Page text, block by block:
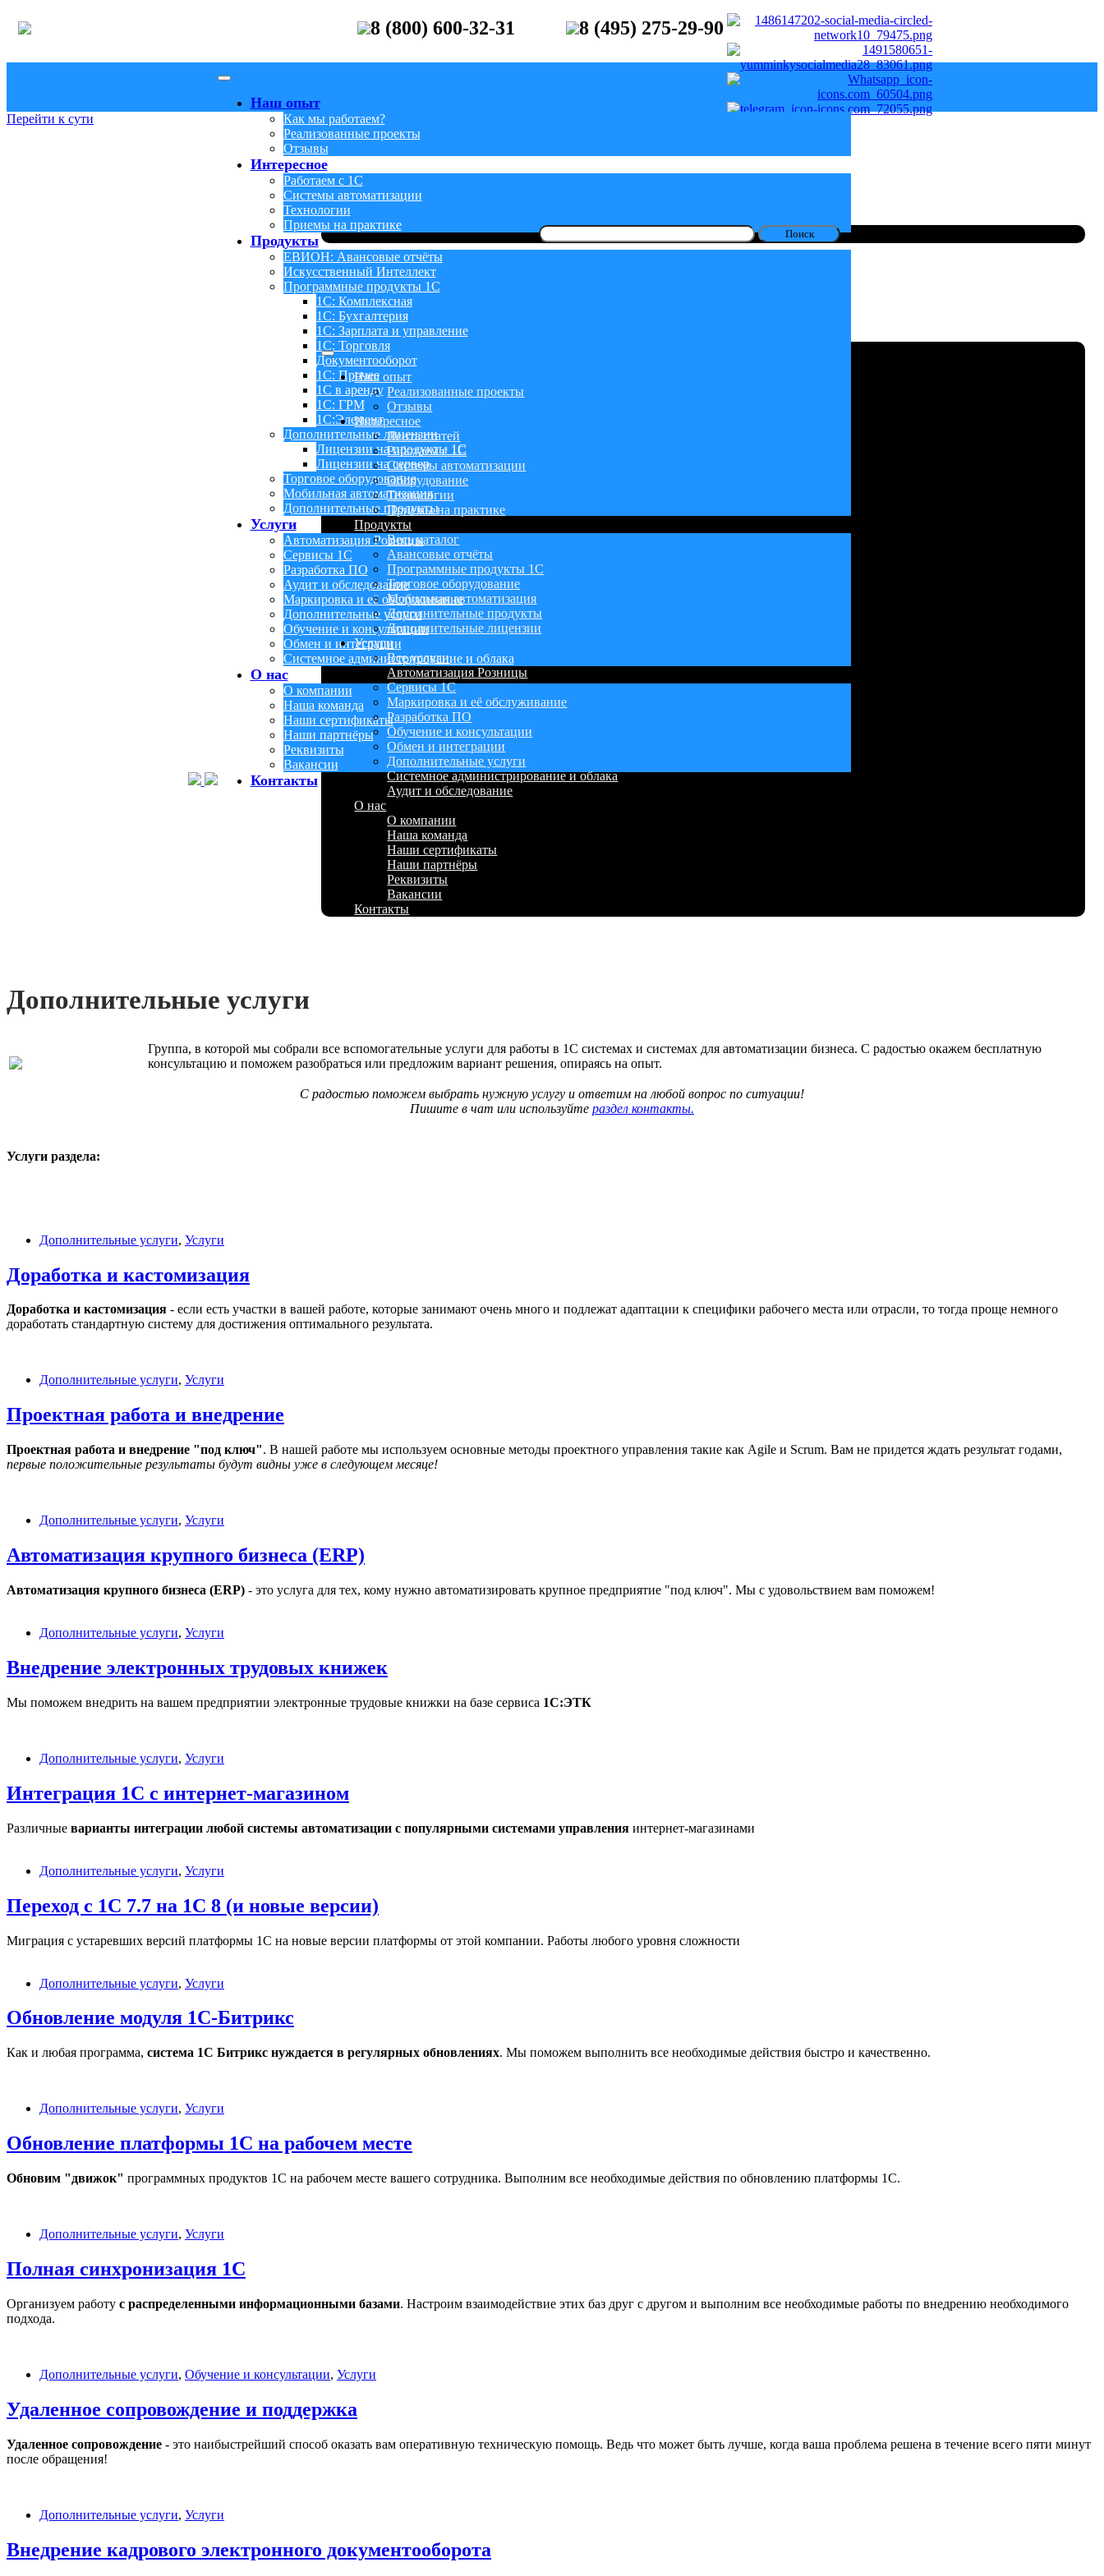
8 (800) 600-32-31 8 (495) 275-29-90
Наш опыт
Как мы работаем?
Реализованные проекты
Отзывы
Интересное
Работаем с 1С
Системы автоматизации
Технологии
Приемы на практике
Продукты
ЕВИОН: Авансовые отчёты
Искусственный Интеллект
Программные продукты 1С
1С: Комплексная
1С: Бухгалтерия
1С: Зарплата и управление
1С: Торговля
Документооборот
1С: Прочее
1С в аренду
1С: ГРМ
1С:Элемент
Дополнительные лицензии
Лицензии на продукты 1С
Лицензии на сервер
Торговое оборудование
Мобильная автоматизация
Дополнительные продукты
Услуги
Автоматизация Розницы
Сервисы 1С
Разработка ПО
Аудит и обследование
Маркировка и её обслуживание
Дополнительные услуги
Обучение и консультации
Обмен и интеграции
Системное администрирование и облака
О нас
О компании
Наша команда
Наши сертификаты
Наши партнёры
Реквизиты
Вакансии
Контакты
Перейти к сути
Найти:
Наш опыт
Реализованные проекты
Отзывы
Интересное
Лента статей
Работаем с 1С
Системы автоматизации
Оборудование
Технологии
Приемы на практике
Продукты
Весь каталог
Авансовые отчёты
Программные продукты 1С
Торговое оборудование
Мобильная автоматизация
Дополнительные продукты
Дополнительные лицензии
Услуги
Все услуги
Автоматизация Розницы
Сервисы 1С
Маркировка и её обслуживание
Разработка ПО
Обучение и консультации
Обмен и интеграции
Дополнительные услуги
Системное администрирование и облака
Аудит и обследование
О нас
О компании
Наша команда
Наши сертификаты
Наши партнёры
Реквизиты
Вакансии
Контакты
Дополнительные услуги
Группа, в которой мы собрали все вспомогательные услуги для работы в 1С системах и системах для автоматизации бизнеса. С радостью окажем бесплатную
консультацию и поможем разобраться или предложим вариант решения, опираясь на опыт.
С радостью поможем выбрать нужную услугу и ответим на любой вопрос по ситуации!
Пишите в чат или используйте раздел контакты.
Услуги раздела:
Дополнительные услуги, Услуги
Доработка и кастомизация
Доработка и кастомизация - если есть участки в вашей работе, которые занимают очень много и подлежат адаптации к специфики рабочего места или отрасли, то тогда проще немного
доработать стандартную систему для достижения оптимального результата.
Дополнительные услуги, Услуги
Проектная работа и внедрение
Проектная работа и внедрение "под ключ". В нашей работе мы используем основные методы проектного управления такие как Agile и Scrum. Вам не придется ждать результат годами,
первые положительные результаты будут видны уже в следующем месяце!
Дополнительные услуги, Услуги
Автоматизация крупного бизнеса (ERP)
Автоматизация крупного бизнеса (ERP) - это услуга для тех, кому нужно автоматизировать крупное предприятие "под ключ". Мы с удовольствием вам поможем!
Дополнительные услуги, Услуги
Внедрение электронных трудовых книжек
Мы поможем внедрить на вашем предприятии электронные трудовые книжки на базе сервиса 1С:ЭТК
Дополнительные услуги, Услуги
Интеграция 1С с интернет-магазином
Различные варианты интеграции любой системы автоматизации с популярными системами управления интернет-магазинами
Дополнительные услуги, Услуги
Переход с 1С 7.7 на 1С 8 (и новые версии)
Миграция с устаревших версий платформы 1С на новые версии платформы от этой компании. Работы любого уровня сложности
Дополнительные услуги, Услуги
Обновление модуля 1С-Битрикс
Как и любая программа, система 1С Битрикс нуждается в регулярных обновлениях. Мы поможем выполнить все необходимые действия быстро и качественно.
Дополнительные услуги, Услуги
Обновление платформы 1С на рабочем месте
Обновим "движок" программных продуктов 1С на рабочем месте вашего сотрудника. Выполним все необходимые действия по обновлению платформы 1С.
Дополнительные услуги, Услуги
Полная синхронизация 1С
Организуем работу с распределенными информационными базами. Настроим взаимодействие этих баз друг с другом и выполним все необходимые работы по внедрению необходимого
подхода.
Дополнительные услуги, Обучение и консультации, Услуги
Удаленное сопровождение и поддержка
Удаленное сопровождение - это наибыстрейший способ оказать вам оперативную техническую помощь. Ведь что может быть лучше, когда ваша проблема решена в течение всего пяти минут
после обращения!
Дополнительные услуги, Услуги
Внедрение кадрового электронного документооборота